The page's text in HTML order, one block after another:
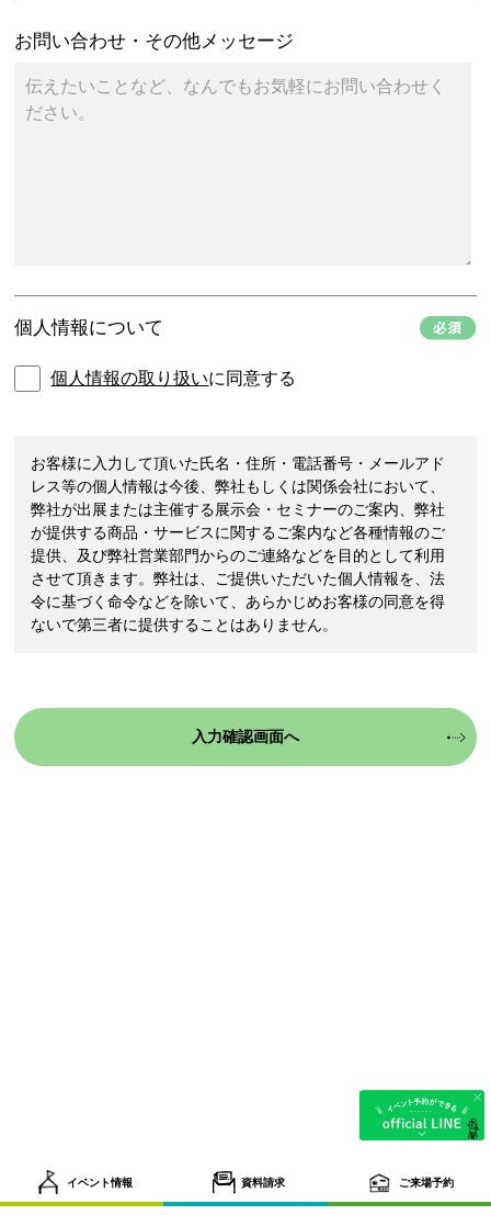
お問い合わせ・その他メッセージ
個人情報について
個人情報の取り扱いに同意する
お客様に入力して頂いた氏名・住所・電話番号・メールアド
レス等の個人情報は今後、弊社もしくは関係会社において、
弊社が出展または主催する展示会・セミナーのご案内、弊社
が提供する商品・サービスに関するご案内など各種情報のご
提供、及び弊社営業部門からのご連絡などを目的として利用
させて頂きます。弊社は、ご提供いただいた個人情報を、法
令に基づく命令などを除いて、あらかじめお客様の同意を得
ないで第三者に提供することはありません。
イベント情報 資料請求 ご来場予約